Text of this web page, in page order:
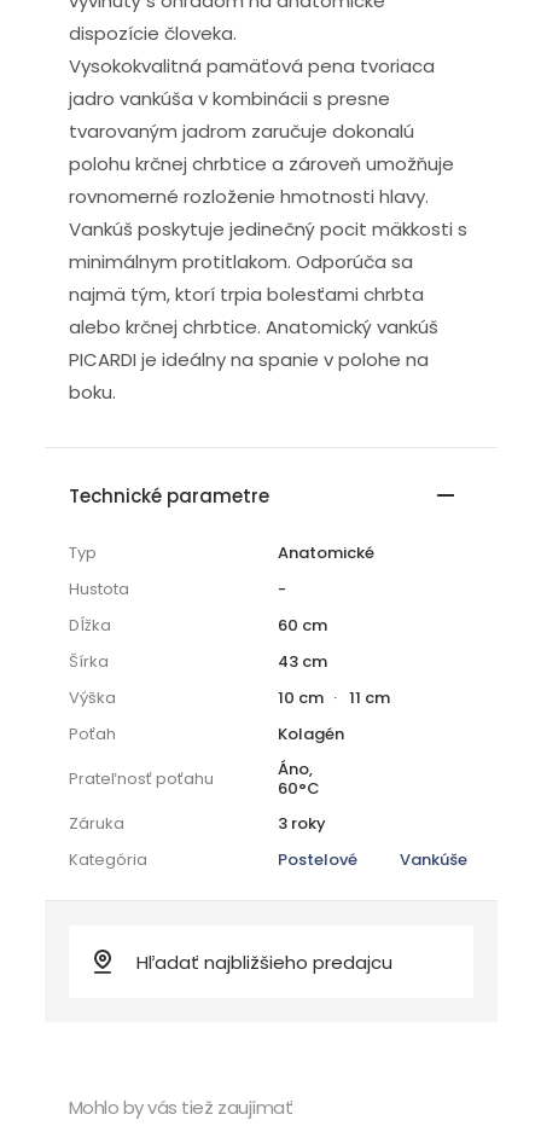
dispozície človeka.
Vysokokvalitná pamäťová pena tvoriaca
jadro vankúša v kombinácii s presne
tvarovaným jadrom zaručuje dokonalú
polohu krčnej chrbtice a zároveň umožňuje
rovnomerné rozloženie hmotnosti hlavy.
Vankúš poskytuje jedinečný pocit mäkkosti s
minimálnym protitlakom. Odporúča sa
najmä tým, ktorí trpia bolesťami chrbta
alebo krčnej chrbtice. Anatomický vankúš
PICARDI je ideálny na spanie v polohe na
boku.
Technické parametre
Typ
Anatomické
Hustota
-
Dĺžka
60 cm
Šírka
43 cm
Výška
10 cm
11 cm
Poťah
Kolagén
Prateľnosť poťahu
Áno,
60°C
Záruka
3 roky
Kategória
Postelové Vankúše
Mohlo by vás tiež zaujímať